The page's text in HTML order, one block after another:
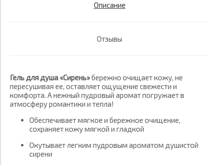
Описание
Отзывы
Гель для душа «Сирень»бережно очищает кожу, не
пересушивая ее, оставляет ощущение свежести и
комфорта. А нежный пудровый аромат погружает в
атмосферу романтики и тепла!
Обеспечивает мягкое и бережное очищение,
сохраняет кожу мягкой и гладкой
Окутывает легким пудровым ароматом душистой
сирени